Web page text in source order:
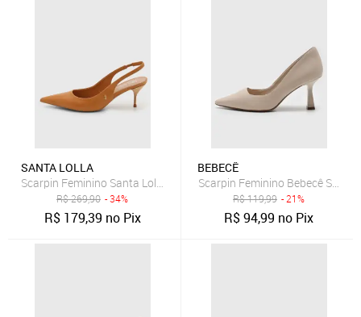
SANTA LOLLA
Scarpin Feminino Santa Lolla Slingback Couro Caramelo
R$269,90 - 34%
R$ 179,39 no Pix
BEBECÊ
Scarpin Feminino Bebecê Salto
R$119,99 - 21%
R$94,99 no Pix